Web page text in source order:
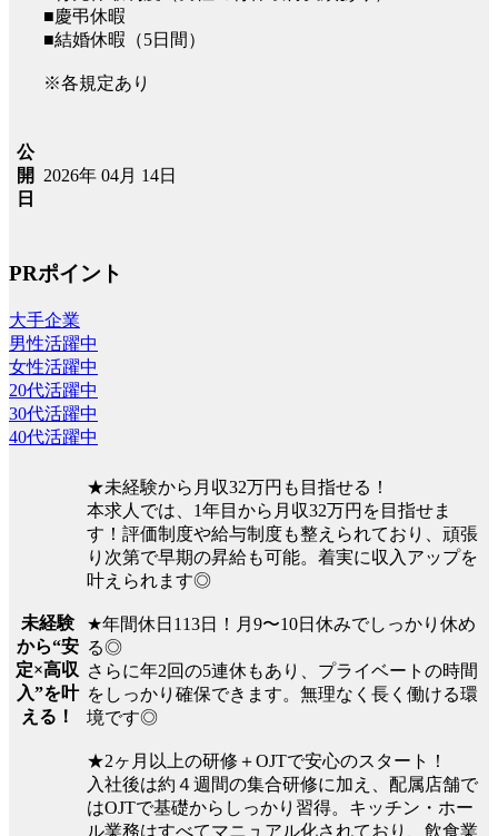
■慶弔休暇
■結婚休暇（5日間）
※各規定あり
公
開
日
2026年 04月 14日
PRポイント
大手企業
男性活躍中
女性活躍中
20代活躍中
30代活躍中
40代活躍中
未経験
から“安
定×高収
入”を叶
える！
★未経験から月収32万円も目指せる！
本求人では、1年目から月収32万円を目指せま
す！評価制度や給与制度も整えられており、頑張
り次第で早期の昇給も可能。着実に収入アップを
叶えられます◎
★年間休日113日！月9〜10日休みでしっかり休め
る◎
さらに年2回の5連休もあり、プライベートの時間
をしっかり確保できます。無理なく長く働ける環
境です◎
★2ヶ月以上の研修＋OJTで安心のスタート！
入社後は約４週間の集合研修に加え、配属店舗で
はOJTで基礎からしっかり習得。キッチン・ホー
ル業務はすべてマニュアル化されており、飲食業